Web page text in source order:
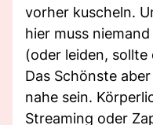
vorher kuscheln.
hier muss
(oder leiden,
Das Schönste
nahe sein.
Streaming oder